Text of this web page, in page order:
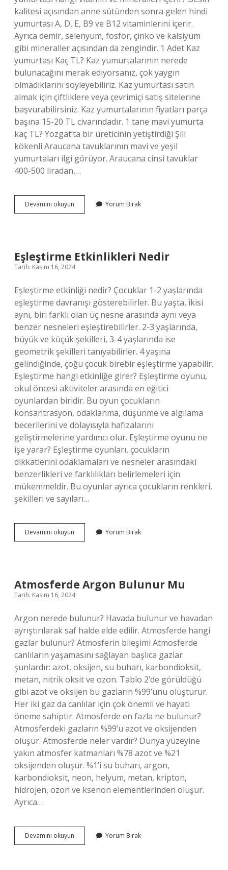
kalitesi açısından anne sütünden sonra gelen hindi
yumurtası A, D, E, B9 ve B12 vitaminlerini içerir.
Ayrıca demir, selenyum, fosfor, çinko ve kalsiyum
gibi mineraller açısından da zengindir. 1 Adet Kaz
yumurtası Kaç TL? Kaz yumurtalarının nerede
bulunacağını merak ediyorsanız, çok yaygın
olmadıklarını söyleyebiliriz. Kaz yumurtası satın
almak için çiftliklere veya çevrimiçi satış sitelerine
başvurabilirsiniz. Kaz yumurtalarının fiyatları parça
başına 15-20 TL civarındadır. 1 tane mavi yumurta
kaç TL? Yozgat’ta bir üreticinin yetiştirdiği Şili
kökenli Araucana tavuklarının mavi ve yeşil
yumurtaları ilgi görüyor. Araucana cinsi tavuklar
400-500 liradan,…
Devamını okuyun
Yumurtasının
Yorum Bırak
Eşleştirme Etkinlikleri Nedir
Tarih: Kasım 16, 2024
Eşleştirme etkinliği nedir? Çocuklar 1-2 yaşlarında
eşleştirme davranışı gösterebilirler. Bu yaşta, ikisi
aynı, biri farklı olan üç nesne arasında aynı veya
benzer nesneleri eşleştirebilirler. 2-3 yaşlarında,
büyük ve küçük şekilleri, 3-4 yaşlarında ise
geometrik şekilleri tanıyabilirler. 4 yaşına
gelindiğinde, çoğu çocuk birebir eşleştirme yapabilir.
Eşleştirme hangi etkinliğe girer? Eşleştirme oyunu,
okul öncesi aktiviteler arasında en eğitici
oyunlardan biridir. Bu oyun çocukların
konsantrasyon, odaklanma, düşünme ve algılama
becerilerini ve dolayısıyla hafızalarını
geliştirmelerine yardımcı olur. Eşleştirme oyunu ne
işe yarar? Eşleştirme oyunları, çocukların
dikkatlerini odaklamaları ve nesneler arasındaki
benzerlikleri ve farklılıkları belirlemeleri için
mükemmeldir. Bu oyunlar ayrıca çocukların renkleri,
şekilleri ve sayıları…
Devamını okuyun Eşleştirme
Etkinlikleri
Yorum Bırak
Atmosferde Argon Bulunur Mu
Tarih: Kasım 16, 2024
Argon nerede bulunur? Havada bulunur ve havadan
ayrıştırılarak saf halde elde edilir. Atmosferde hangi
gazlar bulunur? Atmosferin bileşimi Atmosferde
canlıların yaşamasını sağlayan başlıca gazlar
şunlardır: azot, oksijen, su buharı, karbondioksit,
metan, nitrik oksit ve ozon. Tablo 2’de görüldüğü
gibi azot ve oksijen bu gazların %99’unu oluşturur.
Her iki gaz da canlılar için çok önemli ve hayati
öneme sahiptir. Atmosferde en fazla ne bulunur?
Atmosferdeki gazların %99’u azot ve oksijenden
oluşur. Atmosferde neler vardır? Dünya yüzeyine
yakın atmosfer katmanları %78 azot ve %21
oksijenden oluşur. %1’i su buharı, argon,
karbondioksit, neon, helyum, metan, kripton,
hidrojen, ozon ve ksenon elementlerinden oluşur.
Ayrıca…
Devamını okuyun Atmosferde
Argon
Yorum Bırak